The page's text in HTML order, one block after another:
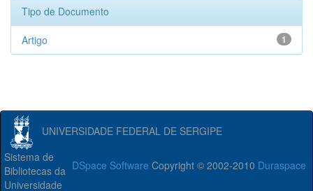
Tipo de Documento
1
Artigo
UNIVERSIDADE FEDERAL DE SERGIPE
DSpace Software Copyright © 2002-2010 Duraspace
Sistema de
Bibliotecas da
Universidade